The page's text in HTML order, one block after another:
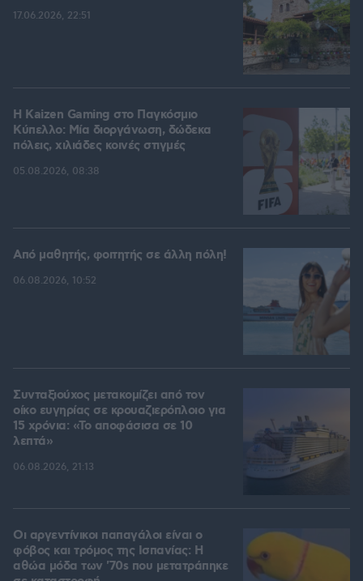
17.06.2026, 22:51
H Kaizen Gaming στο Παγκόσμιο
Kύπελλο: Μία διοργάνωση, δώδεκα
πόλεις, χιλιάδες κοινές στιγμές
05.08.2026, 08:38
Από μαθητής, φοιτητής σε άλλη πόλη!
06.08.2026, 10:52
Συνταξιούχος μετακομίζει από τον
οίκο ευγηρίας σε κρουαζιερόπλοιο για
15 χρόνια: «Το αποφάσισα σε 10
λεπτά»
06.08.2026, 21:13
Οι αργεντίνικοι παπαγάλοι είναι ο
φόβος και τρόμος της Ισπανίας: Η
αθώα μόδα των '70s που μετατράπηκε